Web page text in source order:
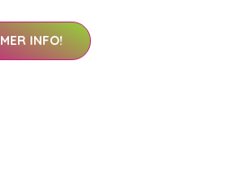
MER INFO!